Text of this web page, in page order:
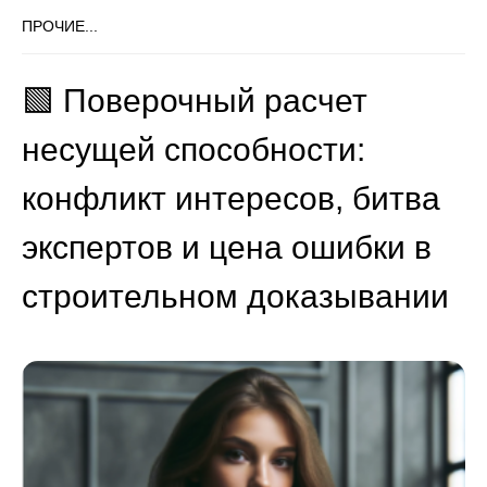
ПРОЧИЕ...
🟩 Поверочный расчет
несущей способности:
конфликт интересов, битва
экспертов и цена ошибки в
строительном доказывании